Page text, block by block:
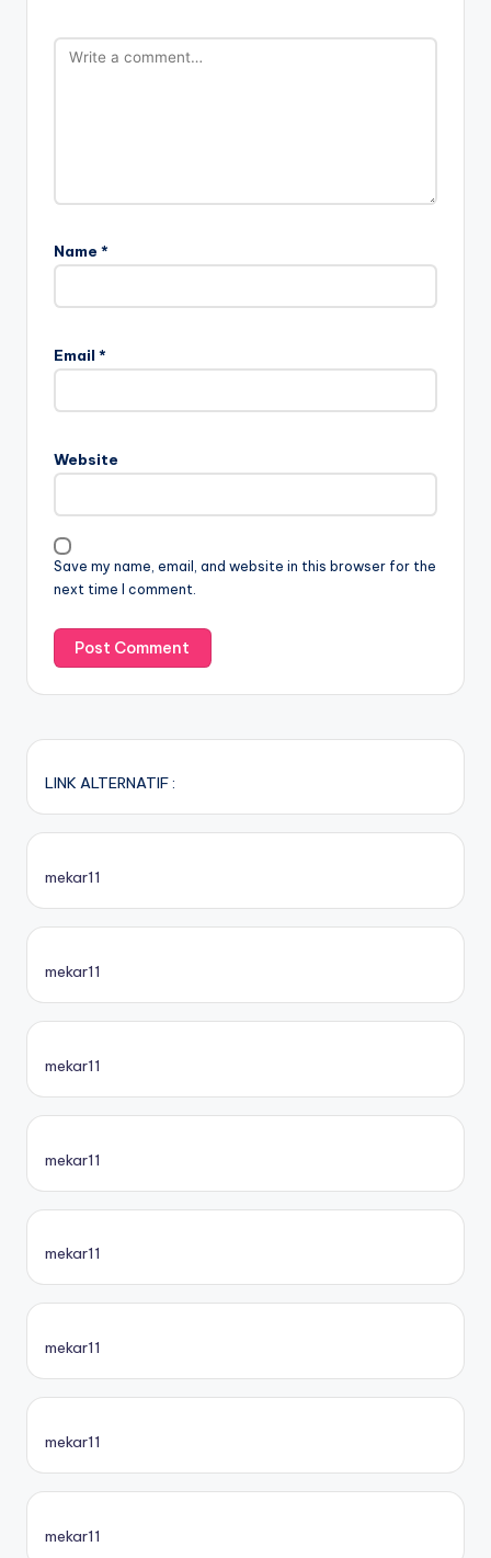
Name *
Email *
Website
Save my name, email, and website in this browser for the
next time I comment.
LINK ALTERNATIF :
mekar11
mekar11
mekar11
mekar11
mekar11
mekar11
mekar11
mekar11